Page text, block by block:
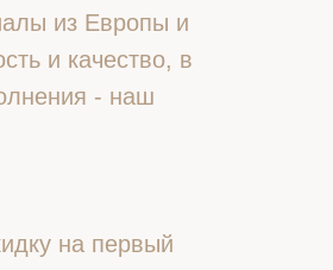
из Европы и
и качество, в
- наш
на первый